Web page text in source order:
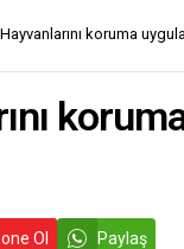
koruma
Ol Paylaş